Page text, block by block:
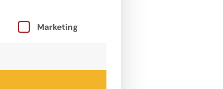
die eine Einwilligung erteilt werden kann.
Marketing